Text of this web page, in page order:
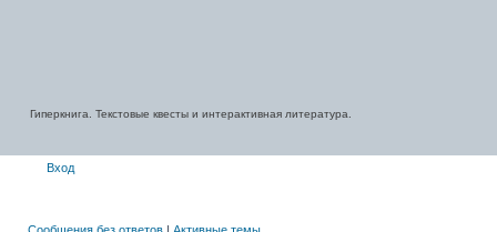
Гиперкнига. Текстовые квесты и интерактивная литература.
Вход